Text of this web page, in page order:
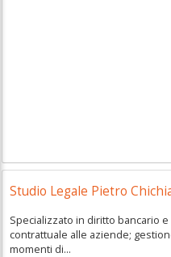
Studio Legale Pietro
Specializzato in diritto bancario
contrattuale alle aziende;
momenti di...